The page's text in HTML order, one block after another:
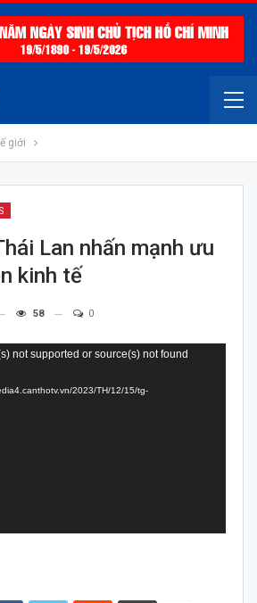
giới
Lan nhấn mạnh ưu
kinh tế
58 0
not supported or source(s) not found
2023/TH/12/15/tg-